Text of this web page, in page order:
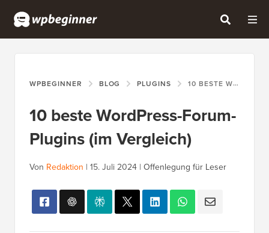
WPBEGINNER BLOG PLUGINS 10 BESTE WORDPRESS-FORUM-PLUGINS (IM VERGLEICH)
10 beste WordPress-Forum-
Plugins (im Vergleich)
Von Redaktion | 15. Juli 2024 | Offenlegung für Leser